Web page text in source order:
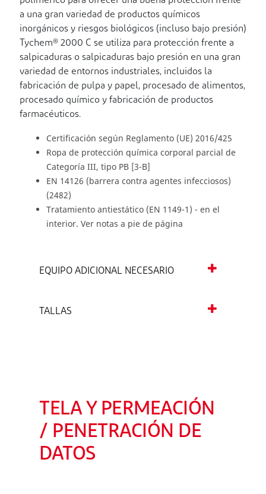
a una gran variedad de productos químicos
inorgánicos y riesgos biológicos (incluso bajo presión)
Tychem® 2000 C se utiliza para protección frente a
salpicaduras o salpicaduras bajo presión en una gran
variedad de entornos industriales, incluidos la
fabricación de pulpa y papel, procesado de alimentos,
procesado químico y fabricación de productos
farmacéuticos.
Certificación según Reglamento (UE) 2016/425
Ropa de protección química corporal parcial de
Categoría III, tipo PB [3-B]
EN 14126 (barrera contra agentes infecciosos)
(2482)
Tratamiento antiestático (EN 1149-1) - en el
interior. Ver notas a pie de página
EQUIPO ADICIONAL NECESARIO
TALLAS
TELA Y PERMEACIÓN
/ PENETRACIÓN DE
DATOS